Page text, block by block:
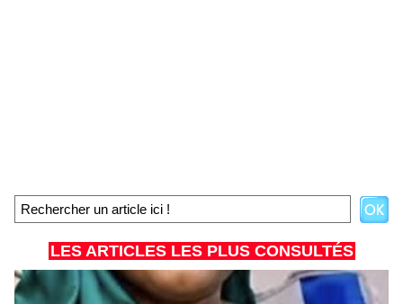
LES ARTICLES LES PLUS CONSULTÉS